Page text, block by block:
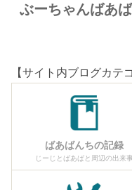
ぶーちゃんばあ
【サイト内ブログカテ
ばあばんちの記録
じーじとばあばと周辺の出来